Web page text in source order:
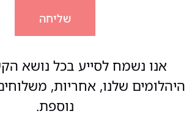
שליחה
אנו נשמח לסייע בכל נושא
היהלומים שלנו, אחריות,
נוספת.